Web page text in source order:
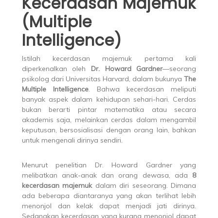
(Multiple
Intelligence)
Istilah kecerdasan majemuk pertama kali
diperkenalkan oleh Dr. Howard Gardner—seorang
psikolog dari Universitas Harvard, dalam bukunyaThe
Multiple Intelligence. Bahwa kecerdasan meliputi
banyak aspek dalam kehidupan sehari-hari. Cerdas
bukan berarti pintar matematika atau secara
akademis saja, melainkan cerdas dalam mengambil
keputusan, bersosialisasi dengan orang lain, bahkan
untuk mengenali dirinya sendiri.
Menurut penelitian Dr. Howard Gardner yang
melibatkan anak-anak dan orang dewasa, ada 8
kecerdasan majemukdalam diri seseorang. Dimana
ada beberapa diantaranya yang akan terlihat lebih
menonjol dan kelak dapat menjadi jati dirinya.
Sedangkan kecerdasan yang kurang menonjol dapat